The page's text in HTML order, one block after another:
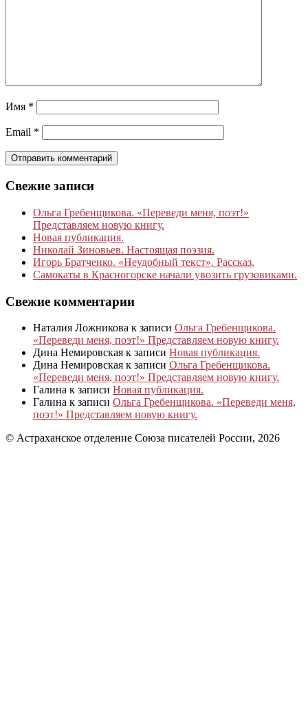
Имя *
Email *
Свежие записи
Ольга Гребенщикова. «Переведи меня, поэт!»
Представляем новую книгу.
Новая публикация.
Николай Зиновьев. Настоящая поэзия.
Игорь Братченко. «Неудобный текст». Рассказ.
Самокаты в Красногорске начали увозить грузовиками.
Свежие комментарии
Наталия Ложникова к записи Ольга Гребенщикова.
«Переведи меня, поэт!» Представляем новую книгу.
Дина Немировская к записи Новая публикация.
Дина Немировская к записи Ольга Гребенщикова.
«Переведи меня, поэт!» Представляем новую книгу.
Галина к записи Новая публикация.
Галина к записи Ольга Гребенщикова. «Переведи меня,
поэт!» Представляем новую книгу.
© Астраханское отделение Союза писателей России, 2026